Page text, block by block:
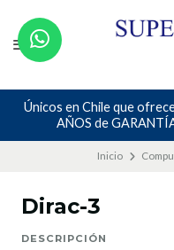
Únicos en Chile que
AÑOS de
Inicio
Dirac-3
DESCRIPCIÓN